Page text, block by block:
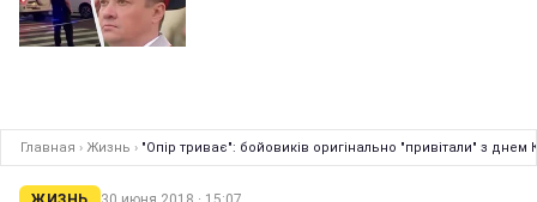
Главная › Жизнь › "Опір триває": бойовиків оригінально "привітали" з днем